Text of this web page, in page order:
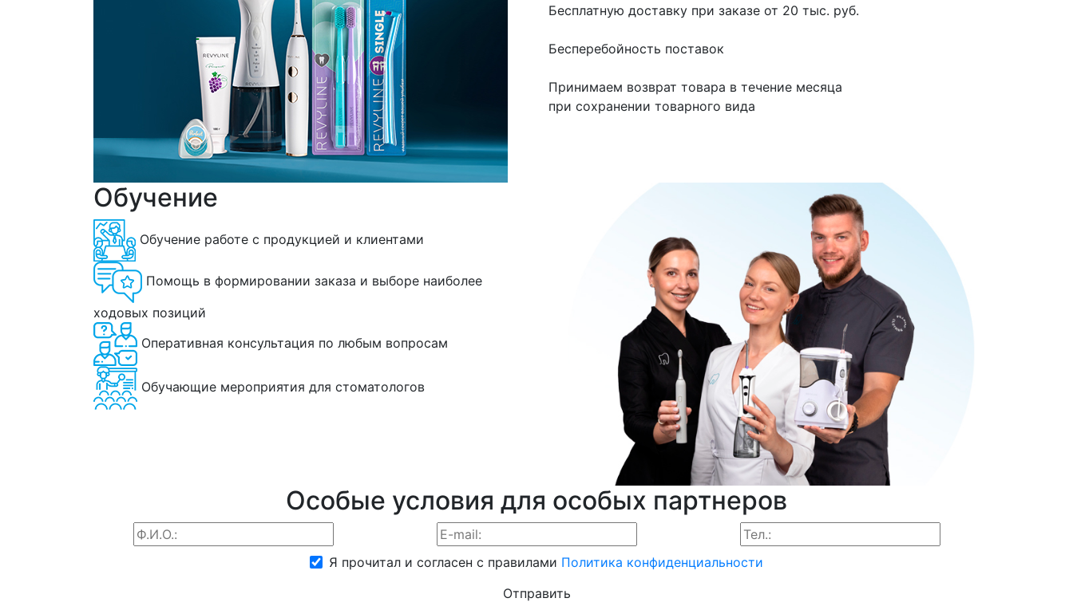
Бесплатную доставку при заказе от 20 тыс. руб.
Бесперебойность поставок
Принимаем возврат товара в течение месяца
при сохранении товарного вида
Обучение
Обучение работе с продукцией и клиентами
Помощь в формировании заказа и выборе наиболее
ходовых позиций
Оперативная консультация по любым вопросам
Обучающие мероприятия для стоматологов
Особые условия для особых партнеров
Я прочитал и согласен с правилами Политика конфиденциальности
Отправить